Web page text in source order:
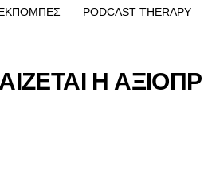
PODCAST THERAPY
Η